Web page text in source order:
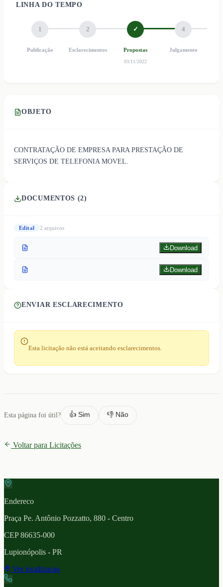
LINHA DO TEMPO
1
Publicação
2
Esclarecimentos
✓
Propostas
03/11/2022
4
Julgamento
OBJETO
CONTRATAÇÃO DE EMPRESA PARA PRESTAÇÃO DE
SERVIÇOS DE TELEFONIA MOVEL.
DOCUMENTOS (2)
Edital 2 arquivos
Download
Download
ENVIAR ESCLARECIMENTO
Esta licitação não está aceitando esclarecimentos.
Esta página foi útil? 👍 Sim 👎 Não
Voltar para Licitações
Endereco
Praça Pe. Antônio Pozzatto, 880 - Centro
CEP86635-000
Lupionópolis - PR
Ver localizacao